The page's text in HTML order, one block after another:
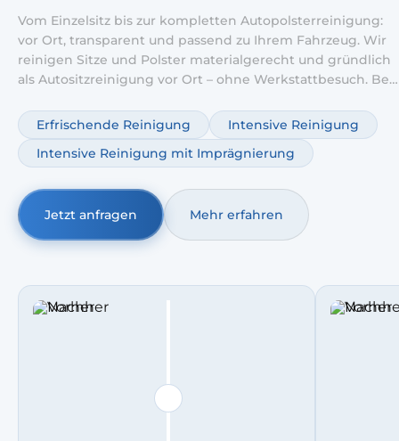
Vom Einzelsitz bis zur kompletten Autopolsterreinigung:
vor Ort, transparent und passend zu Ihrem Fahrzeug. Wir
reinigen Sitze und Polster materialgerecht und gründlich
als Autositzreinigung vor Ort – ohne Werkstattbesuch. Bei
optional ergänzen wir Autopolsterreinigung
Geruchsentfernung.
Erfrischende Reinigung
Intensive Reinigung
Intensive Reinigung mit Imprägnierung
Jetzt anfragen Mehr erfahren